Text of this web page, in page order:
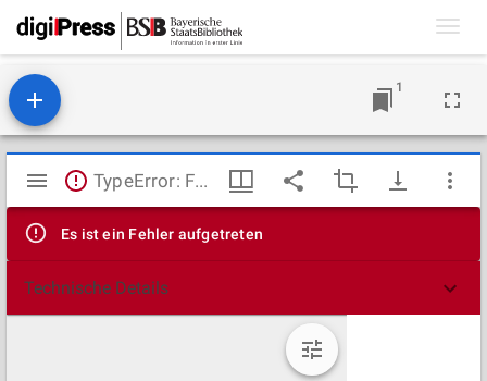
1
Mirador
Viewer
TypeError: Failed to fetch
Es ist ein Fehler aufgetreten
Technische Details